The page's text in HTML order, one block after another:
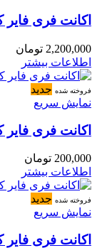
اکانت فری فایر کد
2,200,000 تومان
اطلاعات بیشتر
فروخته شده جدید
نمایش سریع
اکانت فری فایر کد
200,000 تومان
اطلاعات بیشتر
فروخته شده جدید
نمایش سریع
اکانت فری فایر کد